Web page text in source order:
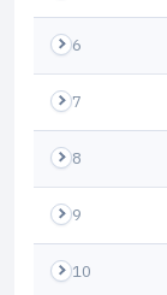
6
7
8
9
10